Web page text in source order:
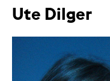
Ute Dilger